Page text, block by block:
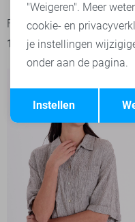
Freequent Blouse
19,95 39,95
Terug
"Weigeren". Meer
cookie- en
je instellingen
onder aan de pagina.
Instellen